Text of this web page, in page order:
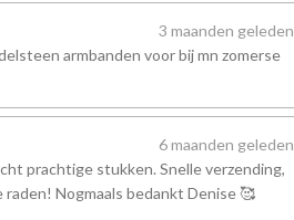
3 maanden geleden
armbanden voor bij mn zomerse
6 maanden geleden
prachtige stukken. Snelle verzending,
Nogmaals bedankt Denise 🥰